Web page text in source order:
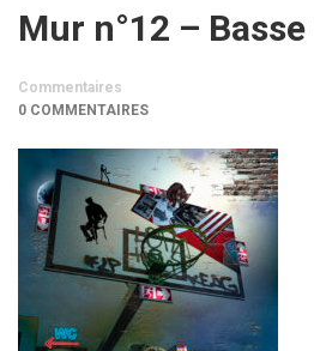
Mur n°12 –
Commentaires
0 COMMENTAIRES